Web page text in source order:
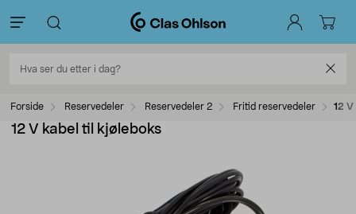
Forside Reservedeler Reservedeler 2 Fritid reservedeler 12
12 V kabel til kjøleboks